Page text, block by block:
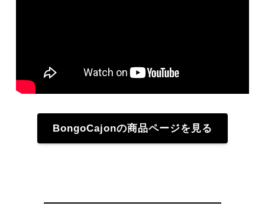
BongoCajonの商品ページを見る